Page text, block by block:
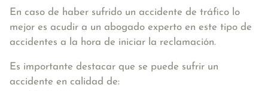
En caso de haber sufrido un accidente de tráfico lo
mejor es acudir a un abogado experto en este tipo de
accidentes a la hora de iniciar la reclamación.
Es importante destacar que se puede sufrir un
accidente en calidad de: